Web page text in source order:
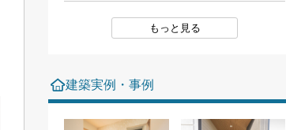
キャンペーン・コラボ情報
企業情報
もっと見る
建築実例・事例